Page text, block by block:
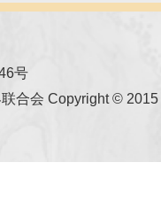
号
合会 Copyright ©